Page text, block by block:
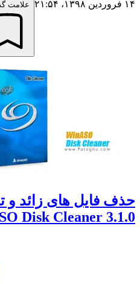
علامت گذاری
فایل های زائد و
Disk Cleaner